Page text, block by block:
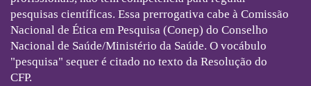
pesquisas científicas. Essa prerrogativa cabe à Comissão
Nacional de Ética em Pesquisa (Conep) do Conselho
Nacional de Saúde/Ministério da Saúde. O vocábulo
"pesquisa" sequer é citado no texto da Resolução do
CFP.